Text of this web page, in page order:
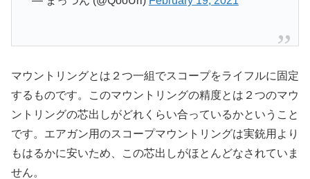
マウントリングとは２つ一組でスコープをライフルに固定
するものです。このマウントリングの精度とは２つのマウ
ントリングの芯出しがどれくらい合っているかということ
です。エアガン用のスコープマウントリングは実銃用より
もはるかに安いため、この芯出しがほとんどなされていま
せん。